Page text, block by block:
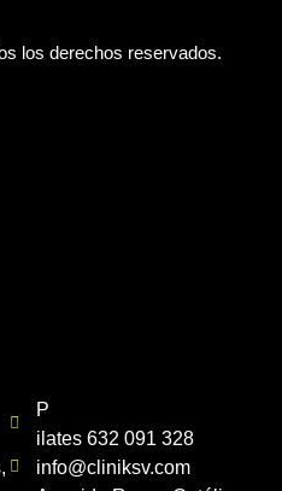
los derechos reservados.
P
ilates 632 091 328
info@cliniksv.com